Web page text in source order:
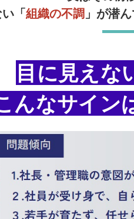
「組織の不調 」が潜
目に見えな
んなサイン